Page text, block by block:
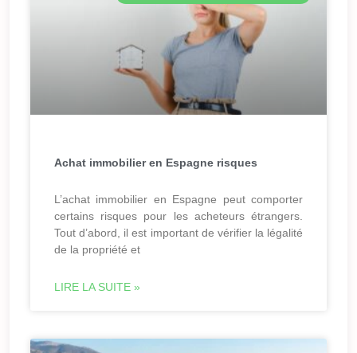
Achat immobilier en Espagne risques
L’achat immobilier en Espagne peut comporter
certains risques pour les acheteurs étrangers.
Tout d’abord, il est important de vérifier la légalité
de la propriété et
LIRE LA SUITE »